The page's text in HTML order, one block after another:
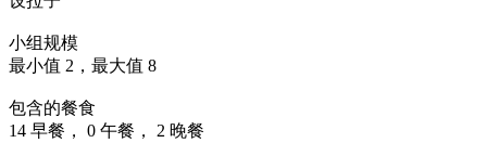
小组规模
最小值 2，最大值 8
包含的餐食
14 早餐， 0 午餐， 2 晚餐